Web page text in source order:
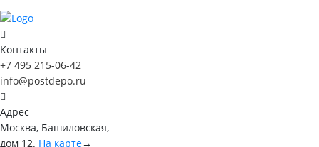
Контакты
+7 495 215-06-42
info@postdepo.ru
Адрес
Москва, Башиловская,
дом 12. На карте→